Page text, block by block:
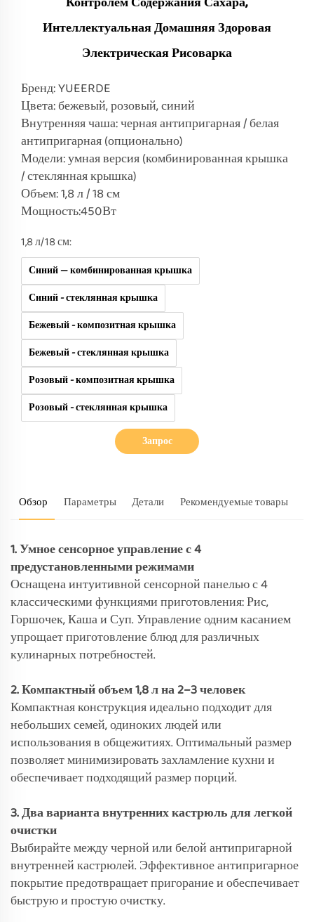
Интеллектуальная Домашняя Здоровая
Электрическая Рисоварка
Бренд: YUEERDE
Цвета: бежевый, розовый, синий
Внутренняя чаша: черная антипригарная / белая
антипригарная (опционально)
Модели: умная версия (комбинированная крышка
/ стеклянная крышка)
Объем: 1,8 л / 18 см
Мощность:450Вт
1,8 л/18 см:
Синий — комбинированная крышка
Синий - стеклянная крышка
Бежевый - композитная крышка
Бежевый - стеклянная крышка
Розовый - композитная крышка
Розовый - стеклянная крышка
Запрос
Обзор Параметры Детали Рекомендуемые товары
1. Умное сенсорное управление с 4
предустановленными режимами
Оснащена интуитивной сенсорной панелью с 4
классическими функциями приготовления: Рис,
Горшочек, Каша и Суп. Управление одним касанием
упрощает приготовление блюд для различных
кулинарных потребностей.
2. Компактный объем 1,8 л на 2–3 человек
Компактная конструкция идеально подходит для
небольших семей, одиноких людей или
использования в общежитиях. Оптимальный размер
позволяет минимизировать захламление кухни и
обеспечивает подходящий размер порций.
3. Два варианта внутренних кастрюль для легкой
очистки
Выбирайте между черной или белой антипригарной
внутренней кастрюлей. Эффективное антипригарное
покрытие предотвращает пригорание и обеспечивает
быструю и простую очистку.